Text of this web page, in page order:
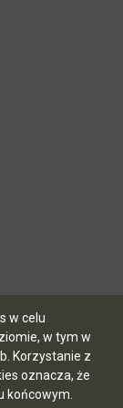
w celu
w tym w
Korzystanie z
oznacza, że
końcowym.